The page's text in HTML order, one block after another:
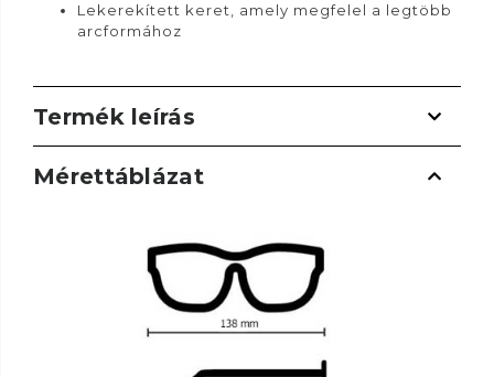
Lekerekített keret, amely megfelel a legtöbb
arcformához
Termék leírás
Mérettáblázat